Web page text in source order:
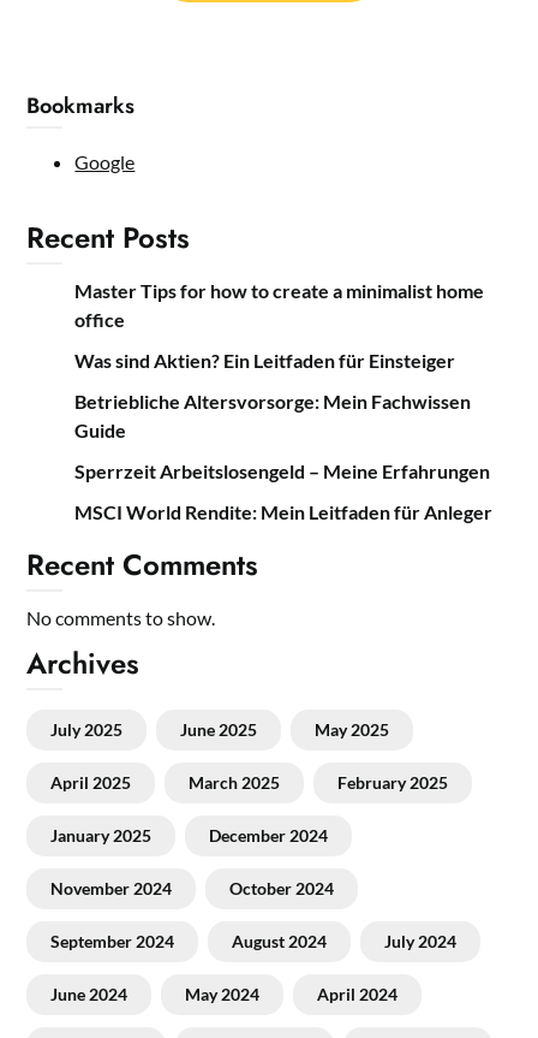
Bookmarks
Google
Recent Posts
Master Tips for how to create a minimalist home
office
Was sind Aktien? Ein Leitfaden für Einsteiger
Betriebliche Altersvorsorge: Mein Fachwissen
Guide
Sperrzeit Arbeitslosengeld – Meine Erfahrungen
MSCI World Rendite: Mein Leitfaden für Anleger
Recent Comments
No comments to show.
Archives
July 2025 June 2025 May 2025
April 2025 March 2025 February 2025
January 2025 December 2024
November 2024 October 2024
September 2024 August 2024 July 2024
June 2024 May 2024 April 2024